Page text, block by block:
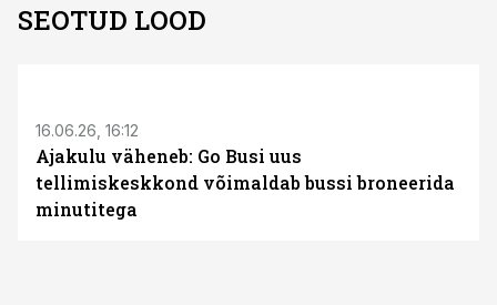
SEOTUD LOOD
16.06.26, 16:12
Ajakulu väheneb: Go Busi uus
tellimiskeskkond võimaldab bussi broneerida
minutitega